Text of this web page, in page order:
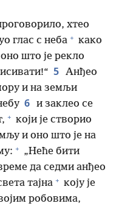
хтео
глас с неба + како
оно што је рекло
5 Анђео
и на земљи
6 и заклео се
+ који је створио
и оно што је на
+ „Неће бити
да седми анђео
тајна + коју је
робовима,